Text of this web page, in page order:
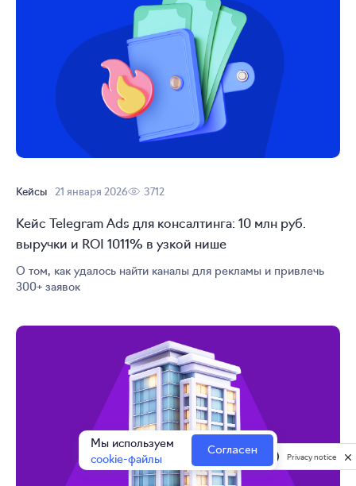
Кейсы 21 января 2026 3712
Кейс Telegram Ads для консалтинга: 10 млн руб.
выручки и ROI 1011% в узкой нише
О том, как удалось найти каналы для рекламы и привлечь
300+ заявок
Мы используем
cookie-файлы
Согласен Privacy notice